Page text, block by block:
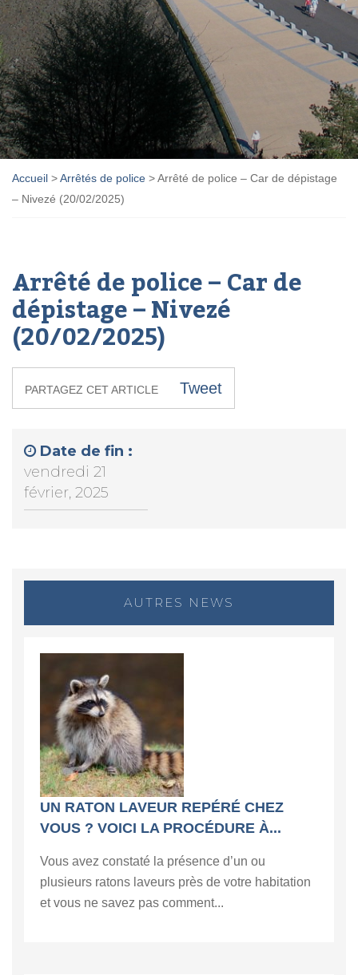
Accueil >Arrêtés de police >Arrêté de police – Car de dépistage
– Nivezé (20/02/2025)
Arrêté de police – Car de
dépistage – Nivezé
(20/02/2025)
PARTAGEZ CET ARTICLE Tweet
Date de fin :
vendredi 21
février, 2025
AUTRES NEWS
UN RATON LAVEUR REPÉRÉ CHEZ
VOUS ? VOICI LA PROCÉDURE À...
Vous avez constaté la présence d’un ou
plusieurs ratons laveurs près de votre habitation
et vous ne savez pas comment...